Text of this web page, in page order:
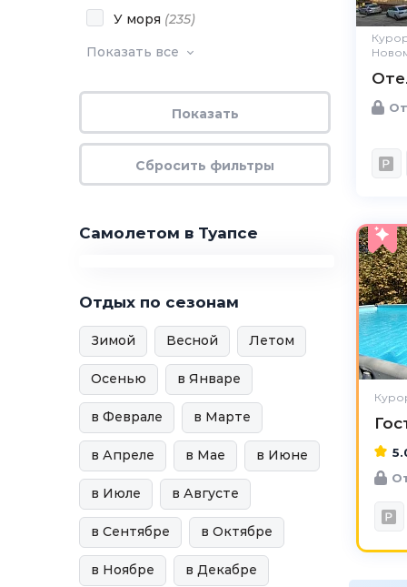
У моря (235)
Показать все
Самолетом в Туапсе
Отдых по сезонам
Зимой Весной Летом
Осенью в Январе
в Феврале в Марте
в Апреле в Мае в Июне
в Июле в Августе
в Сентябре в Октябре
в Ноябре в Декабре